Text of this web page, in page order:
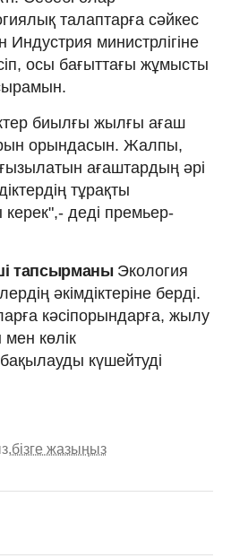
талаптарға сәйкес
Индустрия министрлігіне
осы бағыттағы жұмысты
биылғы жылғы ағаш
орындасын. Жалпы,
ағаштардың әрі
тұрақты
деді премьер-
тапсырманы Экология
әкімдіктеріне берді.
кәсіпорындарға, жылу
көлік
күшейтуді
бізге жазыңыз